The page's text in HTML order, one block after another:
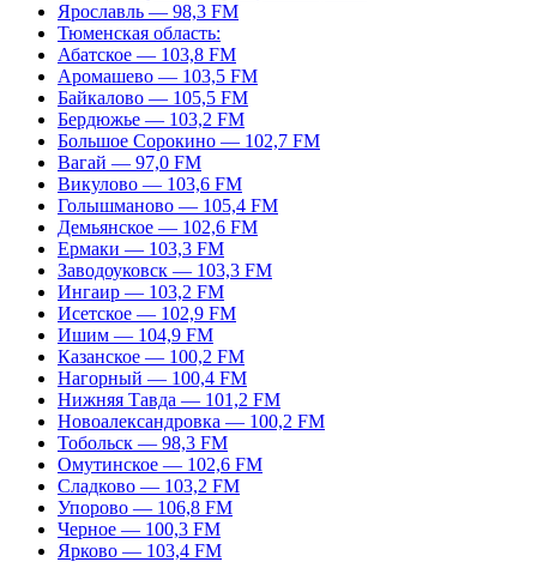
Ярославль — 98,3 FM
Тюменская область:
Абатское — 103,8 FM
Аромашево — 103,5 FM
Байкалово — 105,5 FM
Бердюжье — 103,2 FM
Большое Сорокино — 102,7 FM
Вагай — 97,0 FM
Викулово — 103,6 FM
Голышманово — 105,4 FM
Демьянское — 102,6 FM
Ермаки — 103,3 FM
Заводоуковск — 103,3 FM
Ингаир — 103,2 FM
Исетское — 102,9 FM
Ишим — 104,9 FM
Казанское — 100,2 FM
Нагорный — 100,4 FM
Нижняя Тавда — 101,2 FM
Новоалександровка — 100,2 FM
Тобольск — 98,3 FM
Омутинское — 102,6 FM
Сладково — 103,2 FM
Упорово — 106,8 FM
Черное — 100,3 FM
Ярково — 103,4 FM